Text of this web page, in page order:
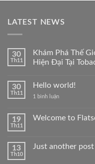
LATEST NEWS
30
Th11
Khám Phá Thế
Hiện Đại Tại
bình
luận
ở
Thế
Từ
Truyền
30
Th11
Hello world!
1 bình luậnở
19
Th11
Welcome to
luận
13
Th10
Just another